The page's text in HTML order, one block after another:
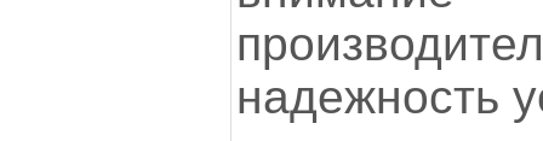
надежность